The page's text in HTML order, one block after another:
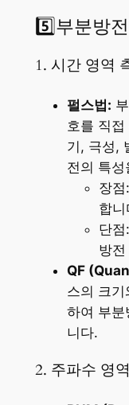
5️⃣부분방
1. 시간 영역
펄스법:
호를 직
기, 극성,
전의 특
장
합니
단
방
QF
스의 크
하여 부분
니다.
2. 주파수 영